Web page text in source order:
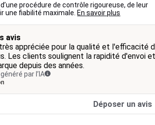
procédure de contrôle rigoureuse, de leur
une fiabilité maximale. En savoir plus
avis
appréciée pour la qualité et l'efficacité
Les clients soulignent la rapidité d'envoi
depuis des années.
par l’IA
Déposer un avis